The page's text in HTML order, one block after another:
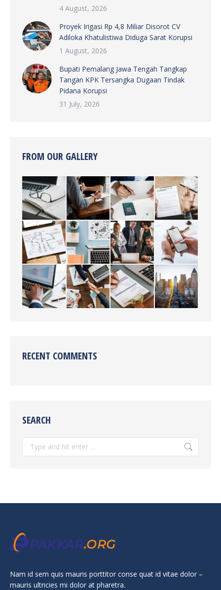
4 August, 2026
Proyek Irigasi Rp 4,8 Miliar Disorot CV
Adiloka Khatulistiwa Diduga Sarat Korupsi
1 August, 2026
Bupati Pemalang Jawa Tengah Tangkap
Tangan KPK Tersangka Dugaan Tindak
Pidana Korupsi
31 July, 2026
FROM OUR GALLERY
RECENT COMMENTS
SEARCH
Nam id sem quis mauris porttitor conse quat id vitae dolor –
mauris ultricies mi dolor at pharetra.